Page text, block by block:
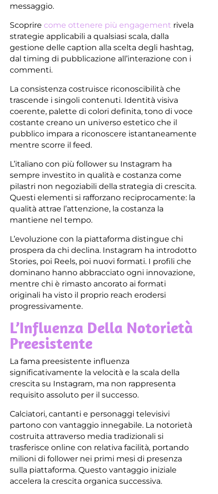
messaggio.
Scoprire come ottenere più engagement rivela
strategie applicabili a qualsiasi scala, dalla
gestione delle caption alla scelta degli hashtag,
dal timing di pubblicazione all’interazione con i
commenti.
La consistenza costruisce riconoscibilità che
trascende i singoli contenuti. Identità visiva
coerente, palette di colori definita, tono di voce
costante creano un universo estetico che il
pubblico impara a riconoscere istantaneamente
mentre scorre il feed.
L’italiano con più follower su Instagram ha
sempre investito in qualità e costanza come
pilastri non negoziabili della strategia di crescita.
Questi elementi si rafforzano reciprocamente: la
qualità attrae l’attenzione, la costanza la
mantiene nel tempo.
L’evoluzione con la piattaforma distingue chi
prospera da chi declina. Instagram ha introdotto
Stories, poi Reels, poi nuovi formati. I profili che
dominano hanno abbracciato ogni innovazione,
mentre chi è rimasto ancorato ai formati
originali ha visto il proprio reach erodersi
progressivamente.
L’Influenza Della Notorietà
Preesistente
La fama preesistente influenza
significativamente la velocità e la scala della
crescita su Instagram, ma non rappresenta
requisito assoluto per il successo.
Calciatori, cantanti e personaggi televisivi
partono con vantaggio innegabile. La notorietà
costruita attraverso media tradizionali si
trasferisce online con relativa facilità, portando
milioni di follower nei primi mesi di presenza
sulla piattaforma. Questo vantaggio iniziale
accelera la crescita organica successiva.